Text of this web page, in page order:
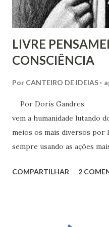
LIVRE
CONSCIÊNCIA
Por CANTEIRO DE IDEIAS
Por Doris Gandres
vem a humanidade lutando
meios os mais diversos por
sempre usando as ações
aspecto material,
COMPARTILHAR 2